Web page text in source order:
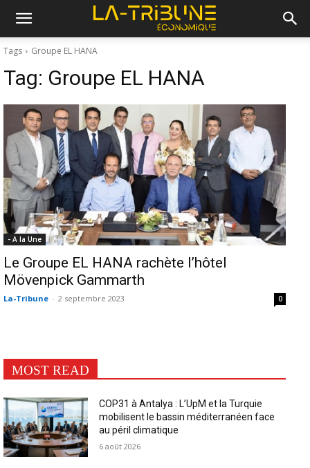
Tags Groupe EL HANA
Tag: Groupe EL HANA
- A la Une
Le Groupe EL HANA rachète l’hôtel
Mövenpick Gammarth
La-Tribune - 2 septembre 2023 0
MOST READ
COP31 à Antalya : L’UpM et la Turquie
mobilisent le bassin méditerranéen face
au péril climatique
6 août 2026